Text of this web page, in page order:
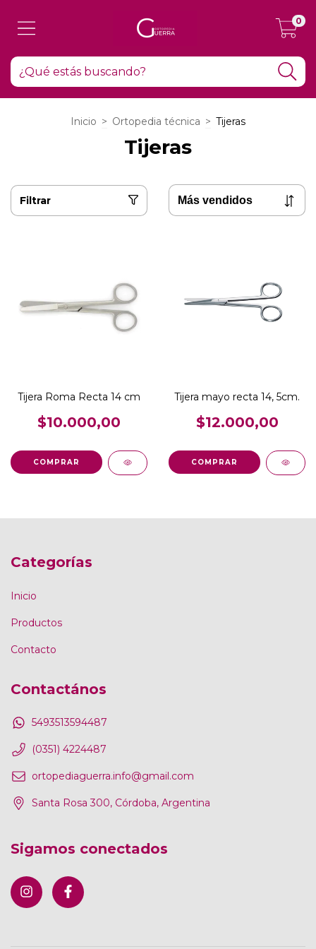
0
Inicio > Ortopedia técnica > Tijeras
Tijeras
Filtrar
Tijera Roma Recta 14 cm
$10.000,00
Tijera mayo recta 14, 5cm.
$12.000,00
Categorías
Inicio
Productos
Contacto
Contactános
5493513594487
(0351) 4224487
ortopediaguerra.info@gmail.com
Santa Rosa 300, Córdoba, Argentina
Sigamos conectados